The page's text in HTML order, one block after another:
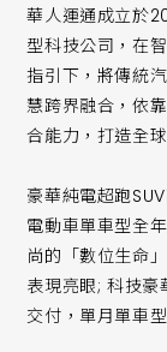
華人運通成立於
型科技公司，在
指引下，將傳統
慧跨界融合，依
合能力，打造全
豪華純電超跑
電動車單車型全
尚的「數位生命
表現亮眼; 科技豪
交付，單月單車